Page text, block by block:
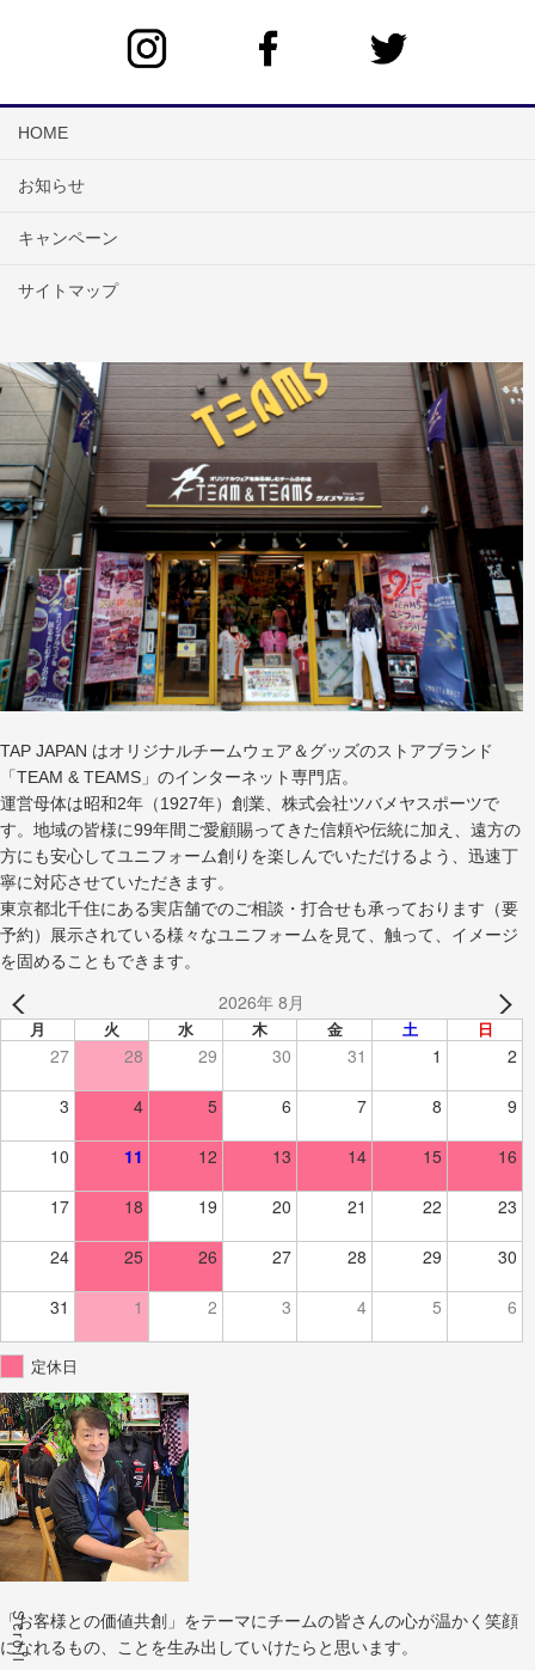
Scroll
HOME
お知らせ
キャンペーン
サイトマップ
TAP JAPAN はオリジナルチームウェア＆グッズのストアブランド
「TEAM & TEAMS」のインターネット専門店。
運営母体は昭和2年（1927年）創業、株式会社ツバメヤスポーツで
す。地域の皆様に99年間ご愛顧賜ってきた信頼や伝統に加え、遠方の
方にも安心してユニフォーム創りを楽しんでいただけるよう、迅速丁
寧に対応させていただきます。
東京都北千住にある実店舗でのご相談・打合せも承っております（要
予約）展示されている様々なユニフォームを見て、触って、イメージ
を固めることもできます。
2026年 8月
月 火 水 木 金 土 日
27 28 29 30 31 1 2
3 4 5 6 7 8 9
10 11 12 13 14 15 16
17 18 19 20 21 22 23
24 25 26 27 28 29 30
31 1 2 3 4 5 6
定休日
「お客様との価値共創」をテーマにチームの皆さんの心が温かく笑顔
になれるもの、ことを生み出していけたらと思います。